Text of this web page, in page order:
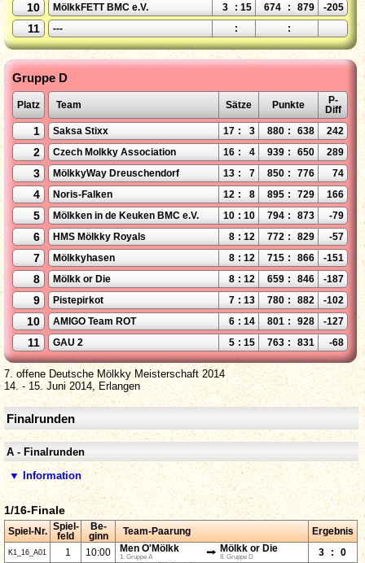
10 MölkkFETT BMC e.V. 3 : 15 674 : 879 -205
11 --- : :
Gruppe D
Platz Team Sätze Punkte
P-
Diff
1 Saksa Stixx 17 : 3 880 : 638 242
2 Czech Molkky Association 16 : 4 939 : 650 289
3 MölkkyWay Dreuschendorf 13 : 7 850 : 776 74
4 Noris-Falken 12 : 8 895 : 729 166
5 Mölkken in de Keuken BMC e.V. 10 : 10 794 : 873 -79
6 HMS Mölkky Royals 8 : 12 772 : 829 -57
7 Mölkkyhasen 8 : 12 715 : 866 -151
8 Mölkk or Die 8 : 12 659 : 846 -187
9 Pistepirkot 7 : 13 780 : 882 -102
10 AMIGO Team ROT 6 : 14 801 : 928 -127
11 GAU 2 5 : 15 763 : 831 -68
7. offene Deutsche Mölkky Meisterschaft 2014
14. - 15. Juni 2014, Erlangen
Finalrunden
A - Finalrunden
▼ Information
1/16-Finale
Spiel-Nr.
Spiel-
feld
Be-
ginn
Team-Paarung Ergebnis
K1_16_A01 1 10:00 Men O'Mölkk
1. Gruppe A ⭢ Mölkk or Die
8. Gruppe D 3 : 0